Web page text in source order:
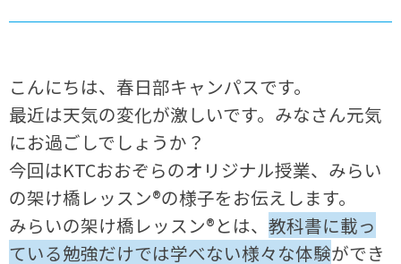
こんにちは、春日部キャンパスです。
最近は天気の変化が激しいです。みなさん元気
にお過ごしでしょうか？
今回はKTCおおぞらのオリジナル授業、みらい
の架け橋レッスン®の様子をお伝えします。
みらいの架け橋レッスン®とは、教科書に載っ
ている勉強だけでは学べない様々な体験ができ